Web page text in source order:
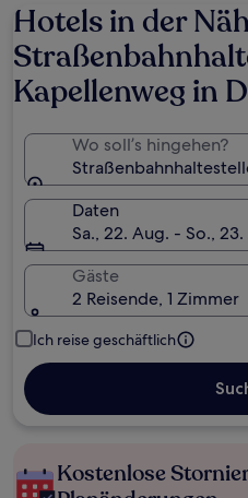
Hotels in der
Kapellenweg in
Wo soll’s hingehen?
Daten
Sa., 22. Aug. - So.,
Gäste
2 Reisende, 1 Zimmer
Ich reise geschäftlich
Kostenlose